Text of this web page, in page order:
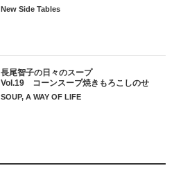
New Side Tables
長尾智子の日々のスープ
Vol.19 コーンスープ焼きもろこしのせ
SOUP, A WAY OF LIFE